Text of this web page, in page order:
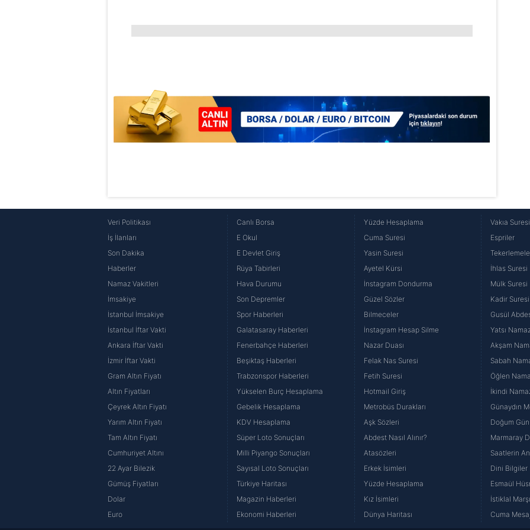
Veri Politikası
İş İlanları
Son Dakika
Haberler
Namaz Vakitleri
İmsakiye
İstanbul İmsakiye
İstanbul İftar Vakti
Ankara İftar Vakti
İzmir İftar Vakti
Gram Altın Fiyatı
Altın Fiyatları
Çeyrek Altın Fiyatı
Yarım Altın Fiyatı
Tam Altın Fiyatı
Cumhuriyet Altını
22 Ayar Bilezik
Gümüş Fiyatları
Dolar
Euro
Canlı Borsa
E Okul
E Devlet Giriş
Rüya Tabirleri
Hava Durumu
Son Depremler
Spor Haberleri
Galatasaray Haberleri
Fenerbahçe Haberleri
Beşiktaş Haberleri
Trabzonspor Haberleri
Yükselen Burç Hesaplama
Gebelik Hesaplama
KDV Hesaplama
Süper Loto Sonuçları
Milli Piyango Sonuçları
Sayısal Loto Sonuçları
Türkiye Haritası
Magazin Haberleri
Ekonomi Haberleri
Yüzde Hesaplama
Cuma Suresi
Yasin Suresi
Ayetel Kürsi
İnstagram Dondurma
Güzel Sözler
Bilmeceler
İnstagram Hesap Silme
Nazar Duası
Felak Nas Suresi
Fetih Suresi
Hotmail Giriş
Metrobüs Durakları
Aşk Sözleri
Abdest Nasıl Alınır?
Atasözleri
Erkek İsimleri
Yüzde Hesaplama
Kız İsimleri
Dünya Haritası
Vakıa Suresi
Espriler
İhlas Suresi
Mülk Suresi
Kadir Suresi
Gusül
Yatsı
Akşam
Sabah
Öğlen
İkindi
Günaydın
Doğum
Marmaray
Saatlerin
Dini Bilgiler
Esmaül
İstiklal
Cuma